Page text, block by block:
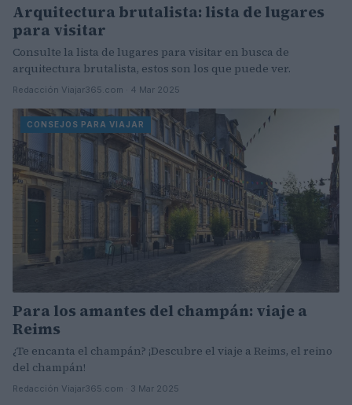
Arquitectura brutalista: lista de lugares
para visitar
Consulte la lista de lugares para visitar en busca de
arquitectura brutalista, estos son los que puede ver.
Redacción Viajar365.com · 4 Mar 2025
CONSEJOS PARA VIAJAR
Para los amantes del champán: viaje a
Reims
¿Te encanta el champán? ¡Descubre el viaje a Reims, el reino
del champán!
Redacción Viajar365.com · 3 Mar 2025